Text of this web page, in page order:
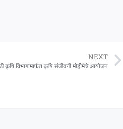
NEXT
कृषि विभागामार्फत कृषि संजीवनी मोहीमेचे आयोजन